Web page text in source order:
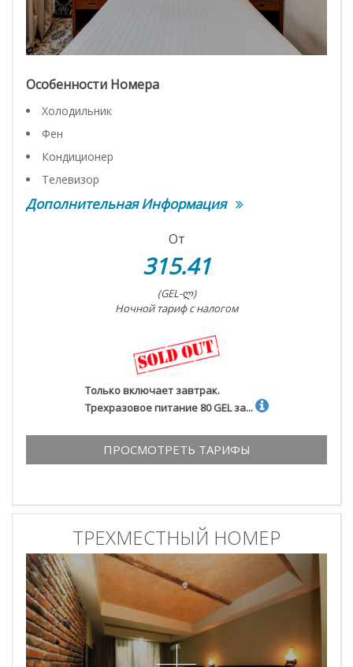
Особенности Номера
Холодильник
Фен
Кондиционер
Телевизор
Дополнительная Информация
От
315.41
(GEL-ლ)
Ночной тариф с налогом
Только включает завтрак.
Трехразовое питание 80 GEL за...
ПРОСМОТРЕТЬ ТАРИФЫ
ТРЕХМЕСТНЫЙ НОМЕР